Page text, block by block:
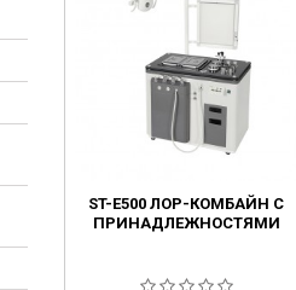
ИФА-анализаторы и вошеры
Насосы шприцевые и инфузионные
ПЦР анализаторы
Рентгеновские аппараты
ST-E500 ЛОР-КОМБАЙН С
ПРИНАДЛЕЖНОСТЯМИ